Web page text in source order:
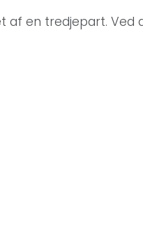
af en tredjepart.